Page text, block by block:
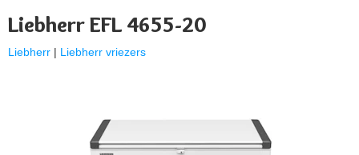
Liebherr EFL 4655-20
Liebherr | Liebherr vriezers